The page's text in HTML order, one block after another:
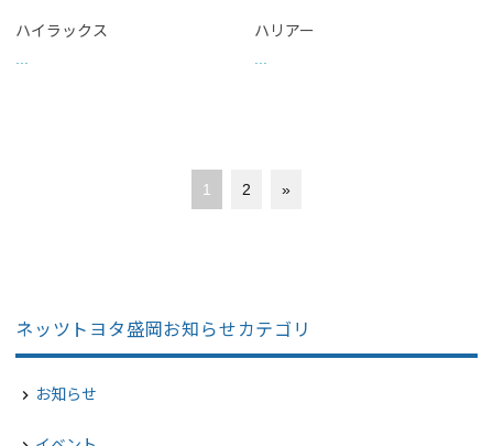
ハイラックス
ハリアー
1 2 »
ネッツトヨタ盛岡お知らせカテゴリ
navigate_next お知らせ